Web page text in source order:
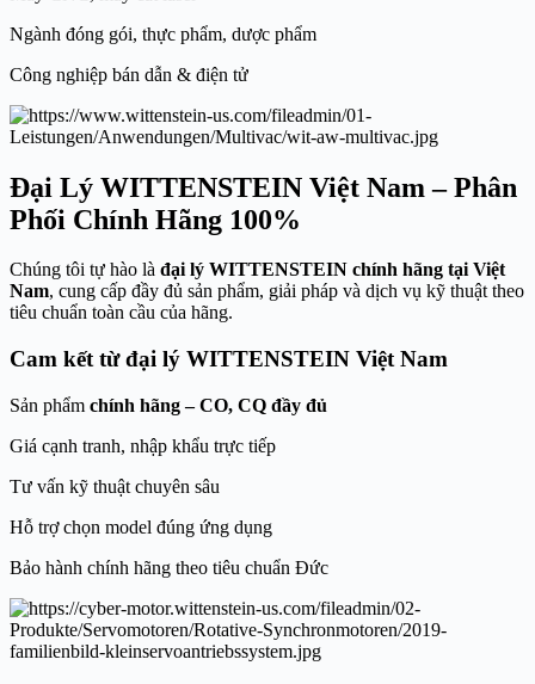
Ngành đóng gói, thực phẩm, dược phẩm
Công nghiệp bán dẫn & điện tử
Đại Lý WITTENSTEIN Việt Nam – Phân
Phối Chính Hãng 100%
Chúng tôi tự hào là đại lý WITTENSTEIN chính hãng tại Việt
Nam, cung cấp đầy đủ sản phẩm, giải pháp và dịch vụ kỹ thuật theo
tiêu chuẩn toàn cầu của hãng.
Cam kết từ đại lý WITTENSTEIN Việt Nam
Sản phẩm chính hãng – CO, CQ đầy đủ
Giá cạnh tranh, nhập khẩu trực tiếp
Tư vấn kỹ thuật chuyên sâu
Hỗ trợ chọn model đúng ứng dụng
Bảo hành chính hãng theo tiêu chuẩn Đức